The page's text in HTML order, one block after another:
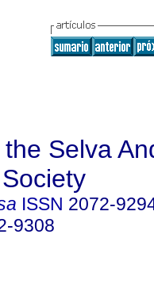
Selva
ISSN 2072-
9308